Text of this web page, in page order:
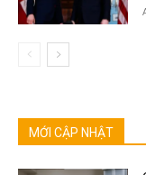
MỚI CẬP NHẬT